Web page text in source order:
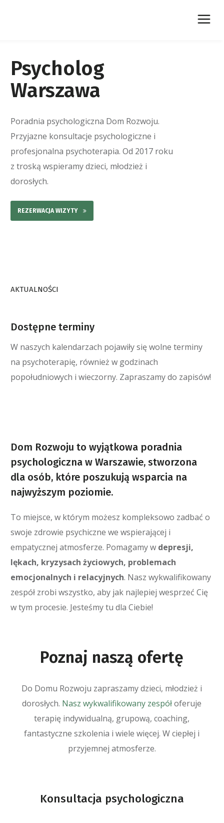
Psycholog
Warszawa
Poradnia psychologiczna Dom Rozwoju.
Przyjazne konsultacje psychologiczne i
profesjonalna psychoterapia. Od 2017 roku
z troską wspieramy dzieci, młodzież i
dorosłych.
REZERWACJA WIZYTY
AKTUALNOŚCI
Dostępne terminy
W naszych kalendarzach pojawiły się wolne terminy
na psychoterapię, również w godzinach
popołudniowych i wieczorny. Zapraszamy do zapisów!
Dom Rozwoju to wyjątkowa poradnia
psychologiczna w Warszawie, stworzona
dla osób, które poszukują wsparcia na
najwyższym poziomie.
To miejsce, w którym możesz kompleksowo zadbać o
swoje zdrowie psychiczne we wspierającej i
empatycznej atmosferze. Pomagamy w depresji,
lękach, kryzysach życiowych, problemach
emocjonalnych i relacyjnych. Nasz wykwalifikowany
zespół zrobi wszystko, aby jak najlepiej wesprzeć Cię
w tym procesie. Jesteśmy tu dla Ciebie!
Poznaj naszą ofertę
Do Domu Rozwoju zapraszamy dzieci, młodzież i
dorosłych. Nasz wykwalifikowany zespółoferuje
terapię indywidualną, grupową, coaching,
fantastyczne szkolenia i wiele więcej. W ciepłej i
przyjemnej atmosferze.
Konsultacja psychologiczna